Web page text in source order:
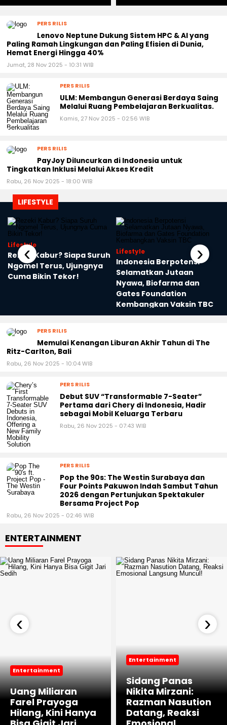
PERS RILIS
Lenovo Neptune Dukung Sistem HPC & AI yang
Paling Ramah Lingkungan dan Paling Efisien di Dunia,
Hemat Energi Hingga 40%
Jumat, 28 Nov 2025 - 10:31 WIB
PERS RILIS
ULM: Membangun Generasi Berdaya Saing
Melalui Ruang Pembelajaran Berkualitas.
Kamis, 27 Nov 2025 - 02:56 WIB
PERS RILIS
PayJoy Diluncurkan di Indonesia untuk
Tingkatkan Inklusi Melalui Akses Kredit
Rabu, 26 Nov 2025 - 18:00 WIB
LIFESTYLE
Lifestyle
Rezeki Kabur? Siapa Suruh
Ngomel Terus, Ujungnya
Cuma Bikin Tekor!
Lifestyle
Indonesia Berpotensi
Selamatkan Jutaan
Nyawa, Biofarma dan
Gates Foundation
Kembangkan Vaksin TBC
‹ ›
PERS RILIS
Memulai Kenangan Liburan Akhir Tahun di The
Ritz-Carlton, Bali
Rabu, 26 Nov 2025 - 10:04 WIB
PERS RILIS
Debut SUV “Transformable 7-Seater”
Pertama dari Chery di Indonesia, Hadir
sebagai Mobil Keluarga Terbaru
Rabu, 26 Nov 2025 - 07:43 WIB
PERS RILIS
Pop the 90s: The Westin Surabaya dan
Four Points Pakuwon Indah Sambut Tahun
2026 dengan Pertunjukan Spektakuler
Bersama Project Pop
Rabu, 26 Nov 2025 - 02:46 WIB
ENTERTAINMENT
Entertainment
Uang Miliaran
Farel Prayoga
Hilang, Kini Hanya
Entertainment
Sidang Panas
Nikita Mirzani:
Razman Nasution
Datang, Reaksi
‹ ›